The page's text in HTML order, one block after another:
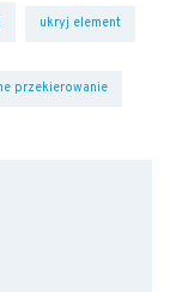
ukryj element
przekierowanie